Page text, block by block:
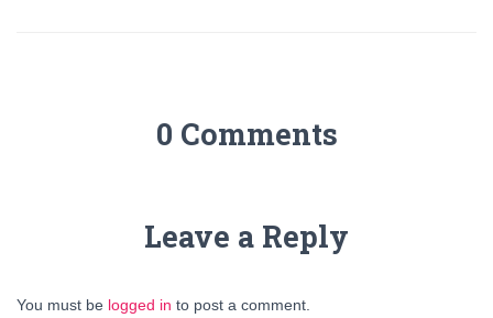
0 Comments
Leave a Reply
You must be logged in to post a comment.